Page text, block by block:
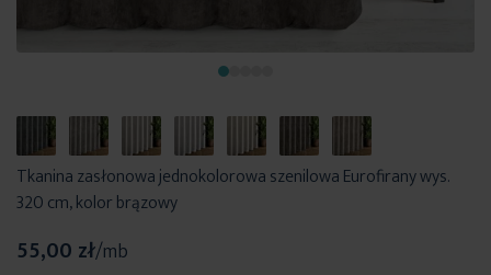
Tkanina zasłonowa jednokolorowa szenilowa Eurofirany wys.
320 cm, kolor brązowy
55,00 zł/mb